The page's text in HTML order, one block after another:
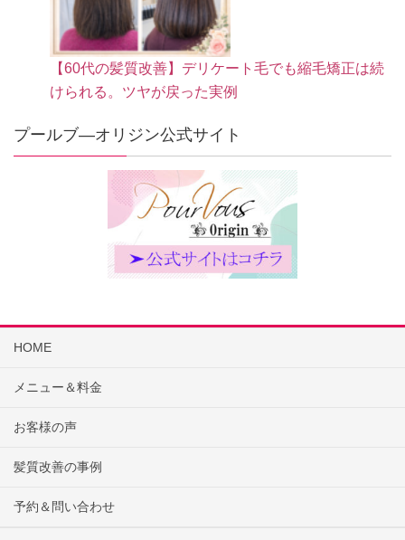
【60代の髪質改善】デリケート毛でも縮毛矯正は続
けられる。ツヤが戻った実例
プールブ―オリジン公式サイト
HOME
メニュー＆料金
お客様の声
髪質改善の事例
予約＆問い合わせ